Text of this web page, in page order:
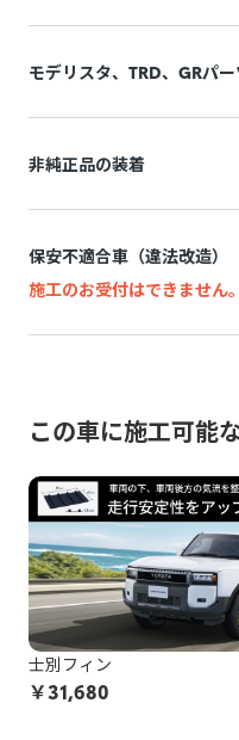
モデリスタ、TRD、GRパ
算となります。
施工中に問題が発生した
ら対応致しますので、納
脱着により装着部品が機
てしまう可能性がありま
どの作業品質の保証はし
お申込み後に、施工をお
キャンセル料がかかりま
以上をご了承の上、お申し
非純正品の装着
追加費用(工賃・部品代)
ないためです。
ら対応致しますので、納
す。
非純正品アイテムが機能
しまう可能性があります
非純正品をDIY等で施工
ご覧ください。
お申込み後に、施工をお
保安不適合車（違法改造）
施工のお受付はできません。
例：灯火類・シート・窓ガ
保安基準
この車に施工可能
士別フィン
￥31,680